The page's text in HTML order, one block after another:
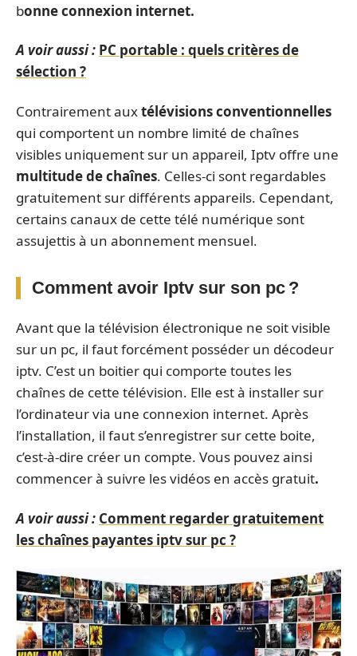
bonne connexion internet.
A voir aussi : PC portable : quels critères de
sélection ?
Contrairement auxtélévisions conventionnelles
qui comportent un nombre limité de chaînes
visibles uniquement sur un appareil, Iptv offre une
multitude de chaînes. Celles-ci sont regardables
gratuitement sur différents appareils. Cependant,
certains canaux de cette télé numérique sont
assujettis à un abonnement mensuel.
Comment avoir Iptv sur son pc ?
Avant que la télévision électronique ne soit visible
sur un pc, il faut forcément posséder un décodeur
iptv. C’est un boitier qui comporte toutes les
chaînes de cette télévision. Elle est à installer sur
l’ordinateur via une connexion internet. Après
l’installation, il faut s’enregistrer sur cette boite,
c’est-à-dire créer un compte. Vous pouvez ainsi
commencer à suivre les vidéos en accès gratuit.
A voir aussi : Comment regarder gratuitement
les chaînes payantes iptv sur pc ?